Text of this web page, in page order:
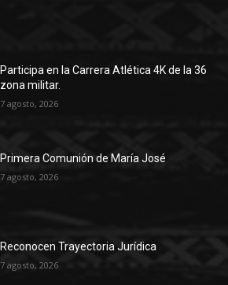
Participa en la Carrera Atlética 4K de la 36
zona militar.
7 agosto, 2026
Primera Comunión de María José
7 agosto, 2026
Reconocen Trayectoria Jurídica
7 agosto, 2026